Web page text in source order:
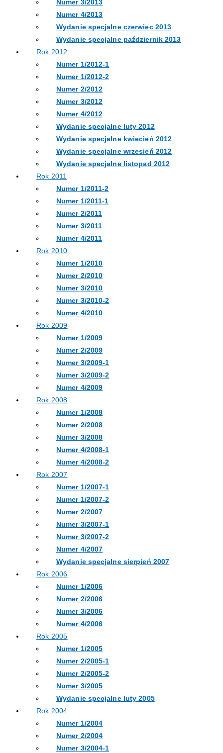
Numer 3/2013
Numer 4/2013
Wydanie specjalne czerwiec 2013
Wydanie specjalne październik 2013
Rok 2012
Numer 1/2012-1
Numer 1/2012-2
Numer 2/2012
Numer 3/2012
Numer 4/2012
Wydanie specjalne luty 2012
Wydanie specjalne kwiecień 2012
Wydanie specjalne wrzesień 2012
Wydanie specjalne listopad 2012
Rok 2011
Numer 1/2011-2
Numer 1/2011-1
Numer 2/2011
Numer 3/2011
Numer 4/2011
Rok 2010
Numer 1/2010
Numer 2/2010
Numer 3/2010
Numer 3/2010-2
Numer 4/2010
Rok 2009
Numer 1/2009
Numer 2/2009
Numer 3/2009-1
Numer 3/2009-2
Numer 4/2009
Rok 2008
Numer 1/2008
Numer 2/2008
Numer 3/2008
Numer 4/2008-1
Numer 4/2008-2
Rok 2007
Numer 1/2007-1
Numer 1/2007-2
Numer 2/2007
Numer 3/2007-1
Numer 3/2007-2
Numer 4/2007
Wydanie specjalne sierpień 2007
Rok 2006
Numer 1/2006
Numer 2/2006
Numer 3/2006
Numer 4/2006
Rok 2005
Numer 1/2005
Numer 2/2005-1
Numer 2/2005-2
Numer 3/2005
Wydanie specjalne luty 2005
Rok 2004
Numer 1/2004
Numer 2/2004
Numer 3/2004-1